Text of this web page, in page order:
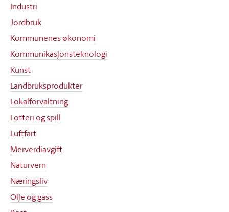
Industri
Jordbruk
Kommunenes økonomi
Kommunikasjonsteknologi
Kunst
Landbruksprodukter
Lokalforvaltning
Lotteri og spill
Luftfart
Merverdiavgift
Naturvern
Næringsliv
Olje og gass